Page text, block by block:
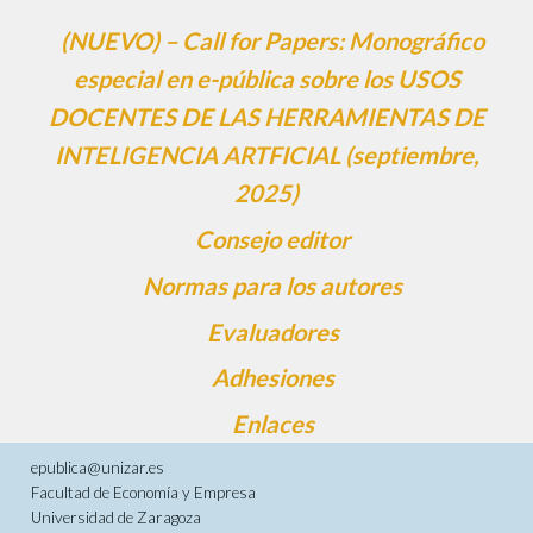
(NUEVO) – Call for Papers: Monográfico
especial en e-pública sobre los USOS
DOCENTES DE LAS HERRAMIENTAS DE
INTELIGENCIA ARTFICIAL (septiembre,
2025)
Consejo editor
Normas para los autores
Evaluadores
Adhesiones
Enlaces
epublica@unizar.es
Facultad de Economía y Empresa
Universidad de Zaragoza